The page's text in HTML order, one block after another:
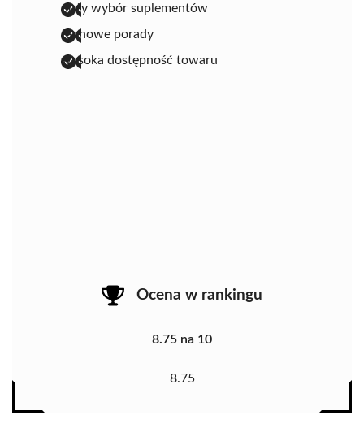
duży wybór suplementów
fachowe porady
wysoka dostępność towaru
Ocena w rankingu
8.75 na 10
8.75